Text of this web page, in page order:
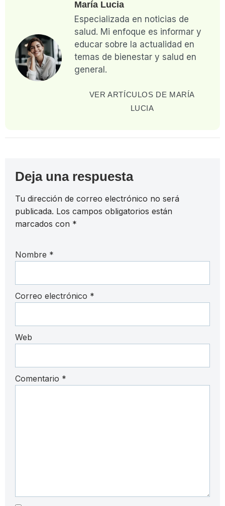
María Lucia
Especializada en noticias de
salud. Mi enfoque es informar y
educar sobre la actualidad en
temas de bienestar y salud en
general.
VER ARTÍCULOS DE MARÍA
LUCIA
Deja una respuesta
Tu dirección de correo electrónico no será
publicada. Los campos obligatorios están
marcados con *
Nombre *
Correo electrónico *
Web
Comentario *